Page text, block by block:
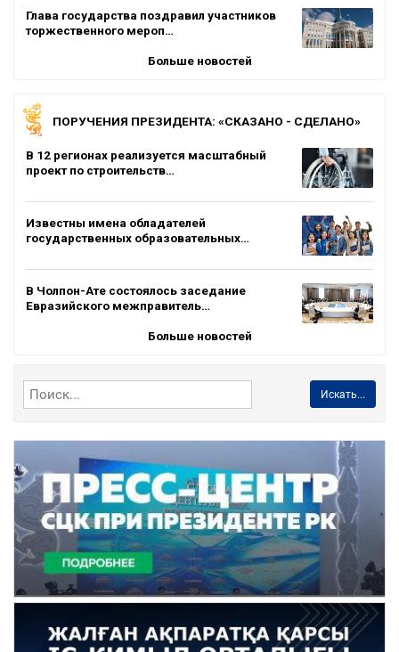
Глава государства поздравил участников
торжественного мероп…
Больше новостей
ПОРУЧЕНИЯ ПРЕЗИДЕНТА: «СКАЗАНО - СДЕЛАНО»
В 12 регионах реализуется масштабный
проект по строительств…
Известны имена обладателей
государственных образовательных…
В Чолпон-Ате состоялось заседание
Евразийского межправитель…
Больше новостей
Искать...